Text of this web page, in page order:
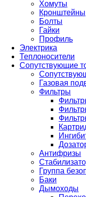
Хомуты
Кронштейны
Болты
Гайки
Профиль
Электрика
Теплоносители
Сопутствующие
Газовая
Фильтры
Антифризы
Группа
Баки
Дымоходы